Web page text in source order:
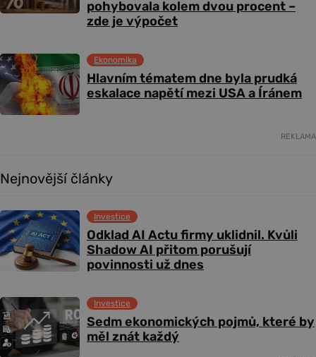
pohybovala kolem dvou procent –
zde je výpočet
Hlavním tématem dne byla prudká
eskalace napětí mezi USA a Íránem
Ekonomika
REKLAMA
Nejnovější články
Odklad AI Actu firmy uklidnil. Kvůli
Shadow AI přitom porušují
povinnosti už dnes
Investice
Sedm ekonomických pojmů, které by
měl znát každý
Investice